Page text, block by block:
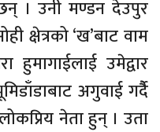
। उनी मण्डन देउपुर
क्षेत्रको ‘ख’बाट वाम
उमेद्वार
अगुवाई गर्दैै
नेता हुन् । उता